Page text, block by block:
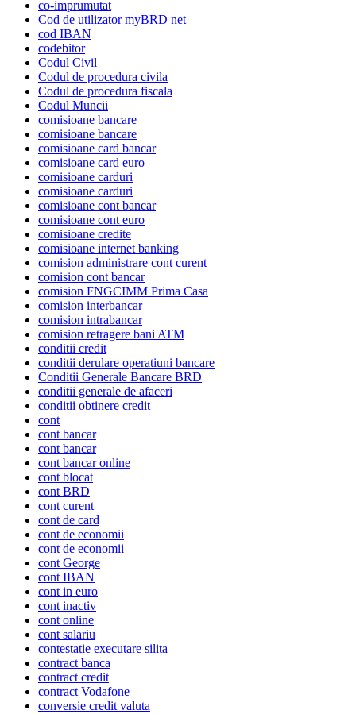
co-imprumutat
Cod de utilizator myBRD net
cod IBAN
codebitor
Codul Civil
Codul de procedura civila
Codul de procedura fiscala
Codul Muncii
comisioane bancare
comisioane bancare
comisioane card bancar
comisioane card euro
comisioane carduri
comisioane carduri
comisioane cont bancar
comisioane cont euro
comisioane credite
comisioane internet banking
comision administrare cont curent
comision cont bancar
comision FNGCIMM Prima Casa
comision interbancar
comision intrabancar
comision retragere bani ATM
conditii credit
conditii derulare operatiuni bancare
Conditii Generale Bancare BRD
conditii generale de afaceri
conditii obtinere credit
cont
cont bancar
cont bancar
cont bancar online
cont blocat
cont BRD
cont curent
cont de card
cont de economii
cont de economii
cont George
cont IBAN
cont in euro
cont inactiv
cont online
cont salariu
contestatie executare silita
contract banca
contract credit
contract Vodafone
conversie credit valuta